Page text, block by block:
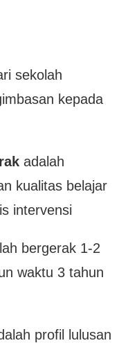
sekolah
kepada
adalah
kualitas belajar
intervensi
bergerak 1-2
waktu 3 tahun
profil lulusan